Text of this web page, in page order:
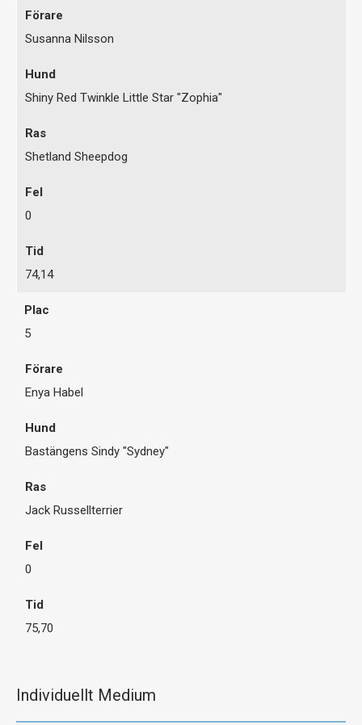
Susanna Nilsson
Shiny Red Twinkle Little Star "Zophia"
Shetland Sheepdog
0
74,14
5
Enya Habel
Bastängens Sindy "Sydney"
Jack Russellterrier
0
75,70
Individuellt Medium